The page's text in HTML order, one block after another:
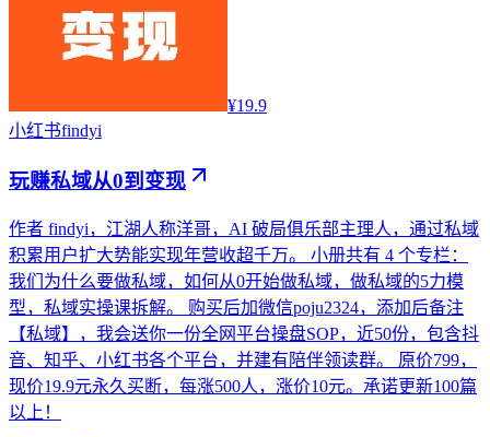
¥19.9
小红书findyi
玩赚私域从0到变现
作者 findyi，江湖人称洋哥，AI 破局俱乐部主理人，通过私域
积累用户扩大势能实现年营收超千万。 小册共有 4 个专栏：
我们为什么要做私域，如何从0开始做私域，做私域的5力模
型，私域实操课拆解。 购买后加微信poju2324，添加后备注
【私域】，我会送你一份全网平台操盘SOP，近50份，包含抖
音、知乎、小红书各个平台，并建有陪伴领读群。 原价799，
现价19.9元永久买断，每涨500人，涨价10元。承诺更新100篇
以上！